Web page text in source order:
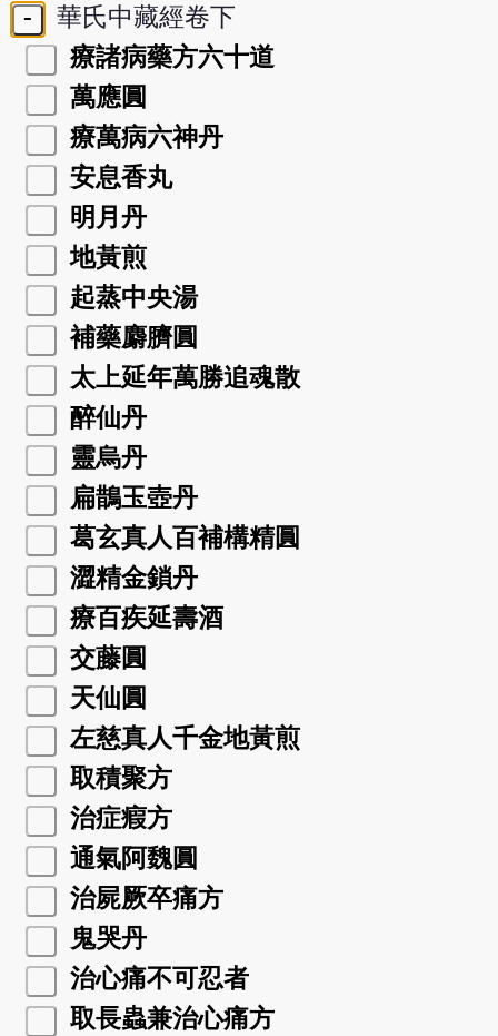
-
華氏中藏經卷下
療諸病藥方六十道
萬應圓
療萬病六神丹
安息香丸
明月丹
地黃煎
起蒸中央湯
補藥麝臍圓
太上延年萬勝追魂散
醉仙丹
靈烏丹
扁鵲玉壺丹
葛玄真人百補構精圓
澀精金鎖丹
療百疾延壽酒
交藤圓
天仙圓
左慈真人千金地黃煎
取積聚方
治症瘕方
通氣阿魏圓
治屍厥卒痛方
鬼哭丹
治心痛不可忍者
取長蟲兼治心痛方